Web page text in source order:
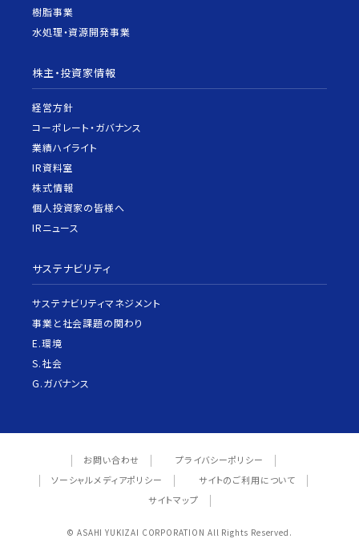
樹脂事業
水処理・資源開発事業
株主・投資家情報
経営方針
コーポレート・ガバナンス
業績ハイライト
IR資料室
株式情報
個人投資家の皆様へ
IRニュース
サステナビリティ
サステナビリティマネジメント
事業と社会課題の関わり
E.環境
S.社会
G.ガバナンス
お問い合わせ
プライバシーポリシー
ソーシャルメディアポリシー
サイトのご利用について
サイトマップ
© ASAHI YUKIZAI CORPORATION All Rights Reserved.